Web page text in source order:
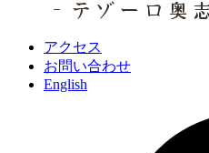
アクセス
お問い合わせ
English